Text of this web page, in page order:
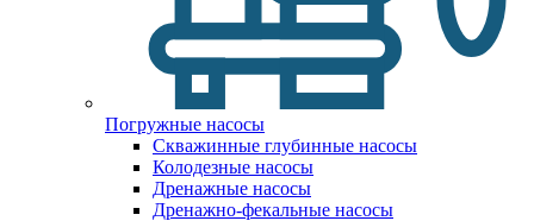
Погружные насосы
Скважинные глубинные насосы
Колодезные насосы
Дренажные насосы
Дренажно-фекальные насосы